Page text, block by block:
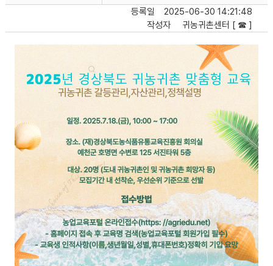
등록일
2025-06-30 14:21:48
작성자
귀농귀촌센터 [ ☎ ]